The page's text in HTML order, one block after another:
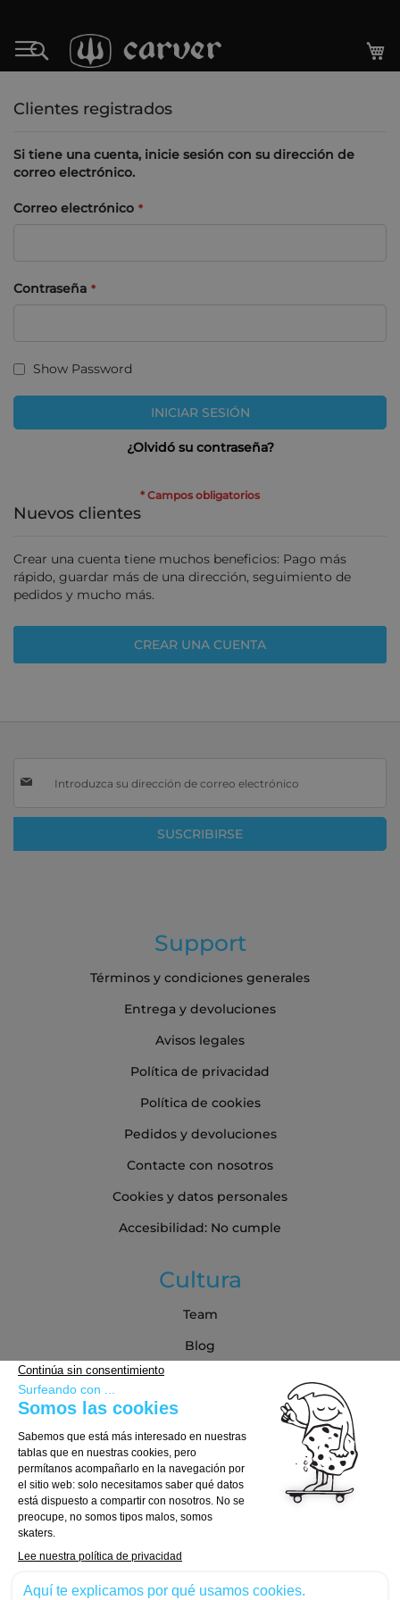
al
contenido
Search
Clientes registrados
Si tiene una cuenta, inicie sesión con su dirección de
correo electrónico.
Correo electrónico
Contraseña
Show Password
INICIAR SESIÓN
¿Olvidó su contraseña?
Nuevos clientes
Crear una cuenta tiene muchos beneficios: Pago más
rápido, guardar más de una dirección, seguimiento de
pedidos y mucho más.
CREAR UNA CUENTA
boletín
noticias:
SUSCRIBIRSE
Support
Términos y condiciones generales
Entrega y devoluciones
Avisos legales
Política de privacidad
Política de cookies
Pedidos y devoluciones
Contacte con nosotros
Cookies y datos personales
Accesibilidad: No cumple
Cultura
Team
Blog
Guía de compra
Cómo Elegir tu Tabla